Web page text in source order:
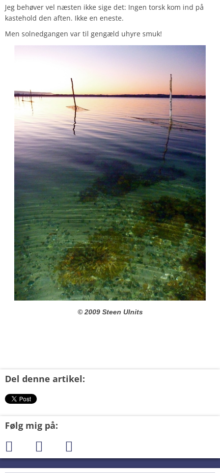
Jeg behøver vel næsten ikke sige det: Ingen torsk kom ind på
kastehold den aften. Ikke en eneste.
Men solnedgangen var til gengæld uhyre smuk!
© 2009 Steen Ulnits
Del denne artikel:
Følg mig på: